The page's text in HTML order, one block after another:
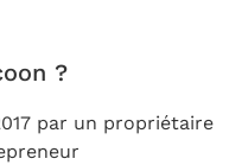
?
par un propriétaire